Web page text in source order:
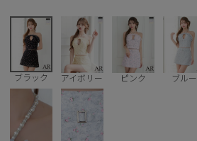
JENNNY
COMEX
Rechercher
Pleaser
ブラック アイボリー ピンク ブルー